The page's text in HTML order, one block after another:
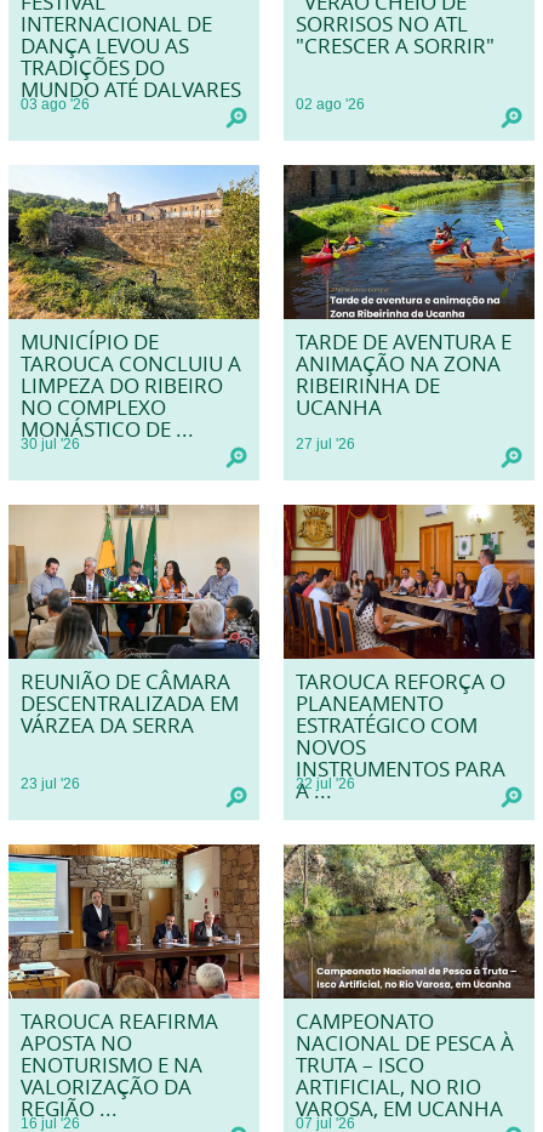
INTERNACIONAL DE
DANÇA LEVOU AS
TRADIÇÕES DO
MUNDO ATÉ DALVARES
03 ago '26
SORRISOS NO ATL
"CRESCER A SORRIR"
02 ago '26
MUNICÍPIO DE
TAROUCA CONCLUIU A
LIMPEZA DO RIBEIRO
NO COMPLEXO
MONÁSTICO DE ...
30 jul '26
TARDE DE AVENTURA E
ANIMAÇÃO NA ZONA
RIBEIRINHA DE
UCANHA
27 jul '26
REUNIÃO DE CÂMARA
DESCENTRALIZADA EM
VÁRZEA DA SERRA
23 jul '26
TAROUCA REFORÇA O
PLANEAMENTO
ESTRATÉGICO COM
NOVOS
INSTRUMENTOS PARA
A ...
22 jul '26
TAROUCA REAFIRMA
APOSTA NO
ENOTURISMO E NA
VALORIZAÇÃO DA
REGIÃO ...
16 jul '26
CAMPEONATO
NACIONAL DE PESCA À
TRUTA – ISCO
ARTIFICIAL, NO RIO
VAROSA, EM UCANHA
07 jul '26